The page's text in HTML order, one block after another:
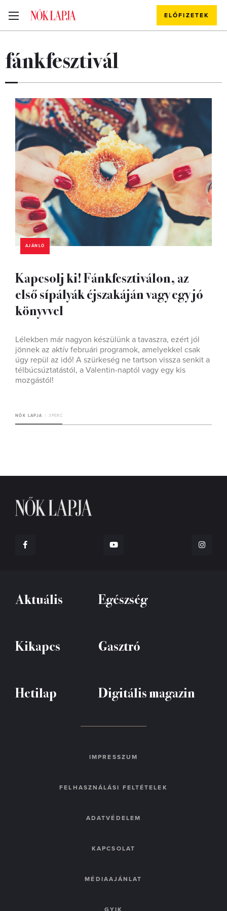
ELŐFIZETEK
fánkfesztivál
AJÁNLÓ
Kapcsolj ki! Fánkfesztiválon, az
első sípályák éjszakáján vagy egy jó
könyvvel
Lélekben már nagyon készülünk a tavaszra, ezért jól
jönnek az aktív februári programok, amelyekkel csak
úgy repül az idő! A szürkeség ne tartson vissza senkit a
télbúcsúztatástól, a Valentin-naptól vagy egy kis
mozgástól!
NŐK LAPJA 3 PERC
Aktuális Egészség
Kikapcs Gasztró
Hetilap Digitális magazin
IMPRESSZUM
FELHASZNÁLÁSI FELTÉTELEK
ADATVÉDELEM
KAPCSOLAT
MÉDIAAJÁNLAT
GYIK